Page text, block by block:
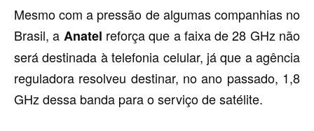
Mesmo com a pressão de algumas companhias no
Brasil, a Anatel reforça que a faixa de 28 GHz não
será destinada à telefonia celular, já que a agência
reguladora resolveu destinar, no ano passado, 1,8
GHz dessa banda para o serviço de satélite.